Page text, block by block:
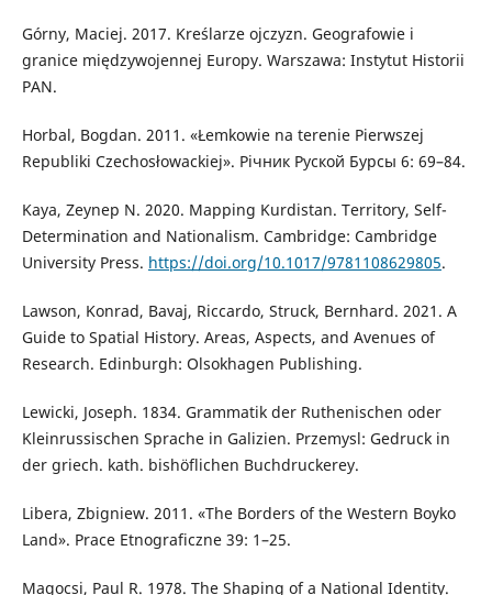
Górny, Maciej. 2017. Kreślarze ojczyzn. Geografowie i
granice międzywojennej Europy. Warszawa: Instytut Historii
PAN.
Horbal, Bogdan. 2011. «Łemkowie na terenie Pierwszej
Republiki Czechosłowackiej». Річник Руской Бурсы 6: 69–84.
Kaya, Zeynep N. 2020. Mapping Kurdistan. Territory, Self-
Determination and Nationalism. Cambridge: Cambridge
University Press. https://doi.org/10.1017/9781108629805.
Lawson, Konrad, Bavaj, Riccardo, Struck, Bernhard. 2021. A
Guide to Spatial History. Areas, Aspects, and Avenues of
Research. Edinburgh: Olsokhagen Publishing.
Lewicki, Joseph. 1834. Grammatik der Ruthenischen oder
Kleinrussischen Sprache in Galizien. Przemysl: Gedruck in
der griech. kath. bishöflichen Buchdruckerey.
Libera, Zbigniew. 2011. «The Borders of the Western Boyko
Land». Prace Etnograficzne 39: 1–25.
Magocsi, Paul R. 1978. The Shaping of a National Identity.